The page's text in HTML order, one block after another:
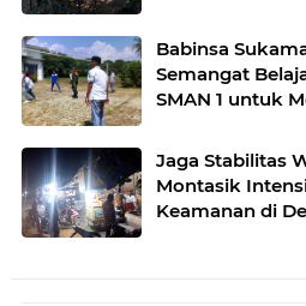
Babinsa
Semangat
SMAN 1 untuk
Jaga Stabilitas
Montasik
Keamanan di